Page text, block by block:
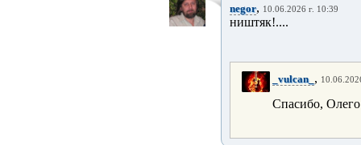
negor, 10.06.2026 г. 10:39
ништяк!....
_vulcan_ ,
Спасибо,